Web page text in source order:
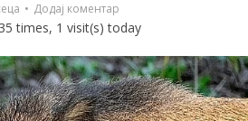
Додај коментар
times, 1 visit(s) today